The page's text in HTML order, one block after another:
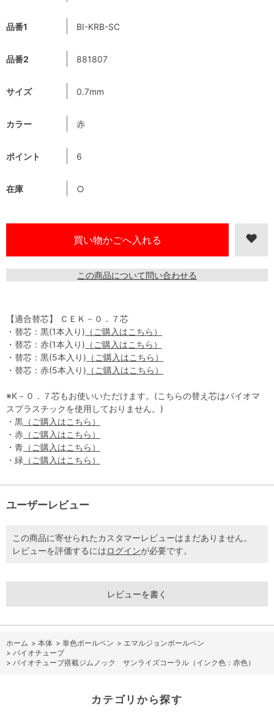
品番1 BI-KRB-SC
品番2 881807
サイズ 0.7mm
カラー 赤
ポイント 6
在庫 ○
この商品について問い合わせる
【適合替芯】 ＣＥＫ－０．７芯
・替芯：黒(1本入り) （ご購入はこちら）
・替芯：赤(1本入り) （ご購入はこちら）
・替芯：黒(5本入り) （ご購入はこちら）
・替芯：赤(5本入り) （ご購入はこちら）
※K－０．７芯もお使いいただけます。(こちらの替え芯はバイオマ
スプラスチックを使用しておりません。)
・黒 （ご購入はこちら）
・赤 （ご購入はこちら）
・青 （ご購入はこちら）
・緑 （ご購入はこちら）
ユーザーレビュー
この商品に寄せられたカスタマーレビューはまだありません。
レビューを評価するにはログインが必要です。
レビューを書く
ホーム > 本体 > 単色ボールペン > エマルジョンボールペン
> バイオチューブ
> バイオチューブ搭載ジムノック サンライズコーラル（インク色：赤色）
カテゴリから探す